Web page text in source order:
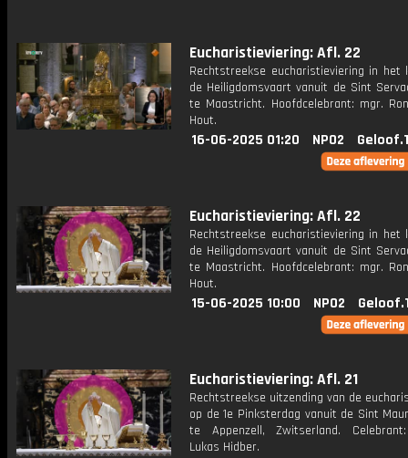
Eucharistieviering: Afl. 22
Rechtstreekse eucharistieviering in het
de Heiligdomsvaart vanuit de Sint
te Maastricht. Hoofdcelebrant: mgr.
Hout.
16-06-2025 01:20 NPO2
Eucharistieviering: Afl. 22
Rechtstreekse eucharistieviering in het
de Heiligdomsvaart vanuit de Sint
te Maastricht. Hoofdcelebrant: mgr.
Hout.
15-06-2025 10:00 NPO2
Eucharistieviering: Afl. 21
Rechtstreekse uitzending van de
op de 1e Pinksterdag vanuit de Sint
te Appenzell, Zwitserland.
Lukas Hidber.